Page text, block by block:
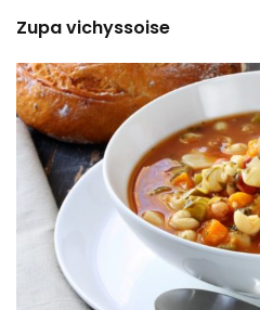
Zupa vichyssoise